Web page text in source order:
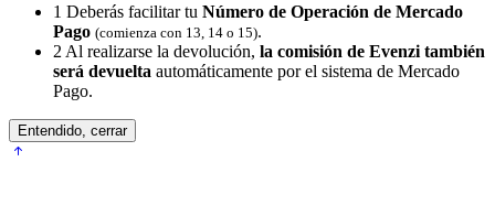
1 Deberás facilitar tu Número de Operación de Mercado
Pago (comienza con 13, 14 o 15).
2 Al realizarse la devolución, la comisión de Evenzi también
será devuelta automáticamente por el sistema de Mercado
Pago.
Entendido, cerrar